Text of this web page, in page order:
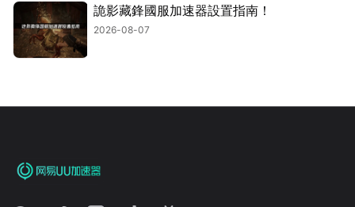
詭影藏鋒國服加速器設置指南！
2026-08-07